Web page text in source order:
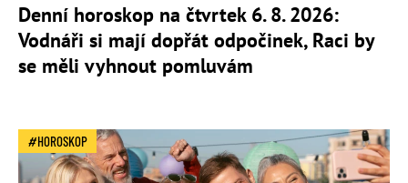
Denní horoskop na čtvrtek 6. 8. 2026:
Vodnáři si mají dopřát odpočinek, Raci by
se měli vyhnout pomluvám
HOROSKOP